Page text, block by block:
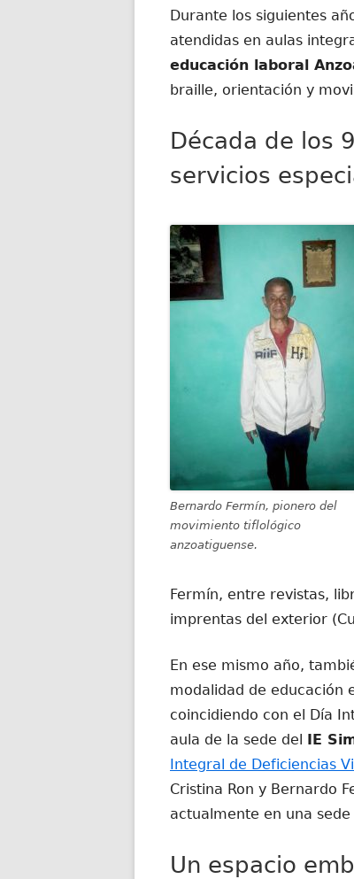
Durante los siguientes
atendidas en aulas
educación laboral
braille, orientación y
Década de los
servicios
Bernardo Fermín, pionero del
movimiento tiflológico
anzoatiguense.
Fermín, entre revistas,
imprentas del exterior
En ese mismo año,
modalidad de educación
coincidiendo con el Día
aula de la sede del IE
Integral de Deficiencias
Cristina Ron y Bernardo
actualmente en una
Un espacio